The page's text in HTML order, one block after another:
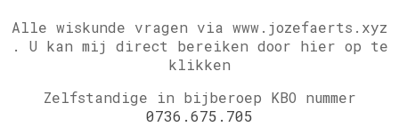
Alle wiskunde vragen via www.jozefaerts.xyz
. U kan mij direct bereiken door hier op te
klikken
Zelfstandige in bijberoep KBO nummer
0736.675.705